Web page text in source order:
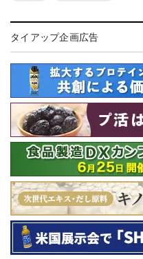
タイアップ企画広告